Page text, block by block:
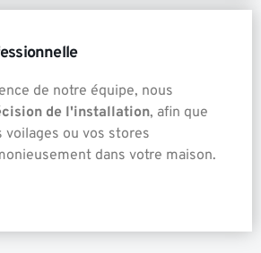
de notre équipe, nous
de l'installation, afin que
voilages ou vos stores
dans votre maison.